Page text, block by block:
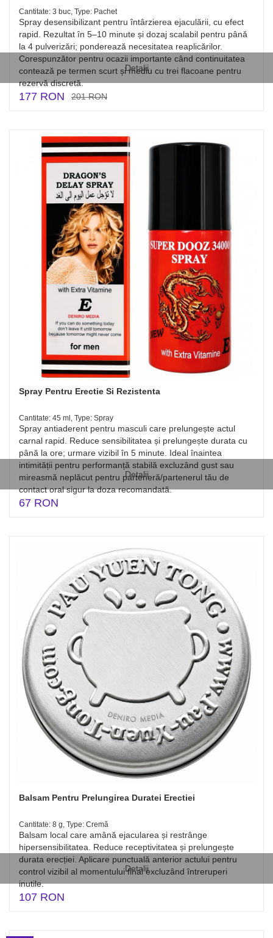
Detalii
Cantitate: 3 buc, Type: Pachet
Spray desensibilizant pentru întârzierea ejaculării, cu efect
rapid. Rezultat în 5–10 minute și dozaj scalabil pentru până
la 4 pulverizări; ponderează necesitatea reaplicărilor.
Corespunzător pentru ocazii importante când continuitatea
contează pe termen scurt și mediu cu trei flacoane pentru
rezervă discretă.
177 RON 201 RON
Detalii
Spray Pentru Erectie Si Rezistenta
Cantitate: 45 ml, Type: Spray
Spray antiaderent pentru masculi care prelungește actul
carnal rapid. Reduce sensibilitatea și prelungește durata cu
până la ore; urmare vizibil în 5 minute. Ideal înaintea
intimității pentru performanță stabilă excluzând gust sau
mireasmă neplăcut pentru parteneră/partenerul tău de
contact oral sigur la doza recomandată.
67 RON
Detalii
Balsam Pentru Prelungirea Duratei Erectiei
Cantitate: 8 g, Type: Cremă
Balsam local care amână ejacularea și restrânge
hipersensibilitatea. Reduce receptivitatea și prelungește
durata erecției. Aplicare punctuală anterior actului pentru
control vizibil al momentului final excluzând întreruperi
inutile.
107 RON